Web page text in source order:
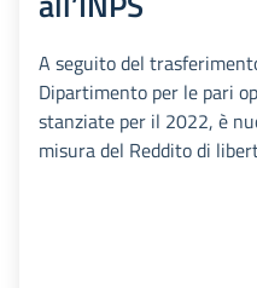
A seguito del
Dipartimento per le pari
stanziate per il 2022, è
misura del Reddito di